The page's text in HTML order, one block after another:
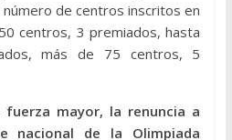
de centros inscritos en
centros, 3 premiados, hasta
más de 75 centros, 5
fuerza mayor, la renuncia a
nacional de la Olimpiada